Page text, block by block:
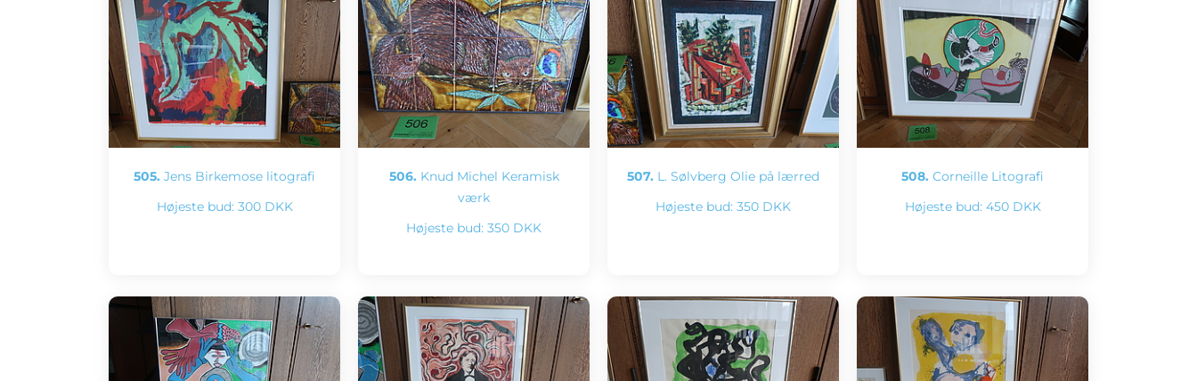
505. Jens Birkemose litografi
Højeste bud: 300 DKK
506. Knud Michel Keramisk
værk
Højeste bud: 350 DKK
507. L. Sølvberg Olie på lærred
Højeste bud: 350 DKK
508. Corneille Litografi
Højeste bud: 450 DKK